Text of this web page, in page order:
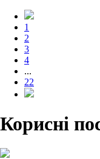
1
2
3
4
...
22
Корисні